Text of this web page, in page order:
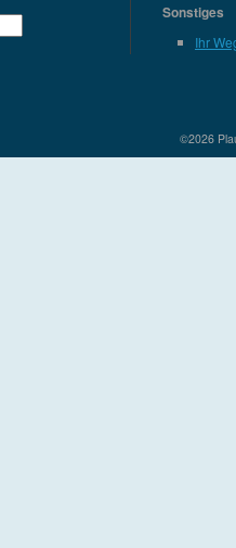
Sonstiges
Ihr
©2026